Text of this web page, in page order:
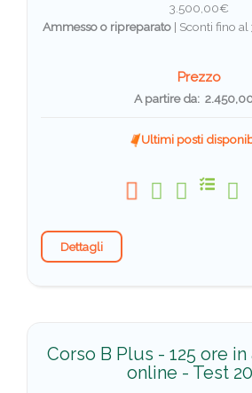
3.500,00€
Ammesso o ripreparato| Sconti fino
Prezzo
A partire da:
Ultimi posti
Dettagli
Corso B Plus - 125 ore in
online - Test